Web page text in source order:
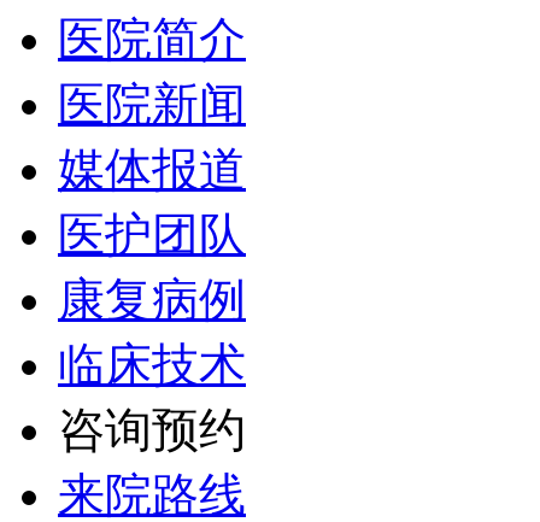
医院简介
医院新闻
媒体报道
医护团队
康复病例
临床技术
咨询预约
来院路线